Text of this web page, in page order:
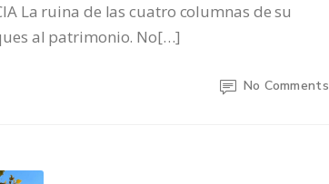
La ruina de las cuatro columnas de su
al patrimonio. No[…]
No Comments